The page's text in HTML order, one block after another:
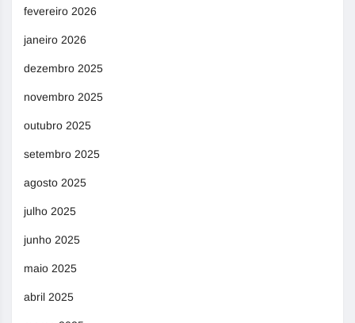
fevereiro 2026
janeiro 2026
dezembro 2025
novembro 2025
outubro 2025
setembro 2025
agosto 2025
julho 2025
junho 2025
maio 2025
abril 2025